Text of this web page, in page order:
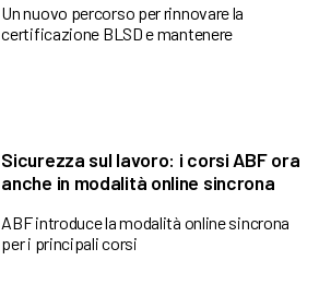
Un nuovo percorso per rinnovare la
certificazione BLSD e mantenere
Sicurezza sul lavoro: i corsi ABF ora
anche in modalità online sincrona
ABF introduce la modalità online sincrona
per i principali corsi